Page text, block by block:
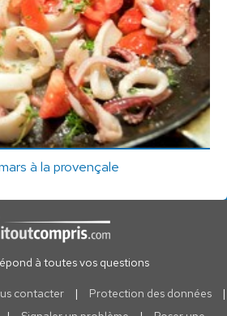
à la provençale
à toutes vos questions
contacter | Protection des données
|